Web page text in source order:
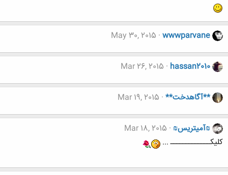
wwwparvane
May 30, 2015
hassan2010
Mar 26, 2015
**آگاهدخت** Mar 19, 2015
₪آمیتریس₪ Mar 18, 2015
کلیکـــــــــــــ ...